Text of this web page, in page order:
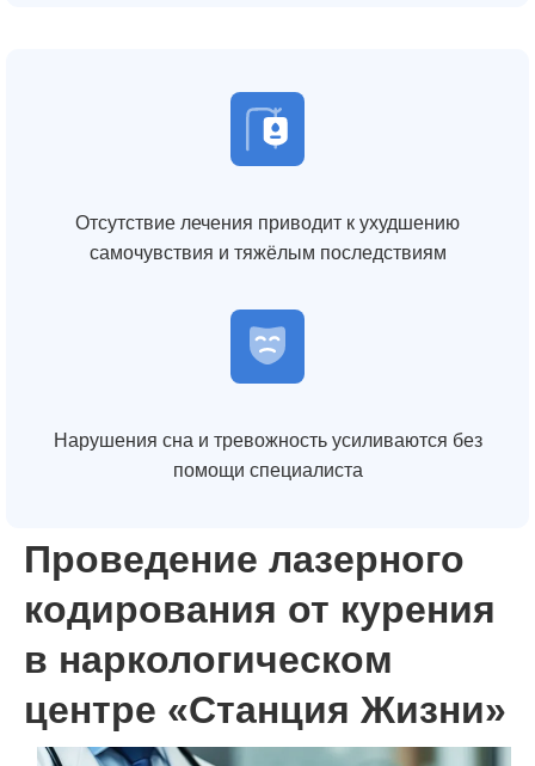
Отсутствие лечения приводит к ухудшению
самочувствия и тяжёлым последствиям
Нарушения сна и тревожность усиливаются без
помощи специалиста
Проведение лазерного
кодирования от курения
в наркологическом
центре «Станция Жизни»